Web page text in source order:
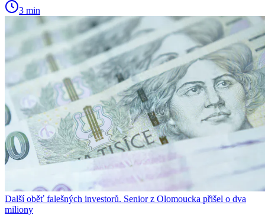
3 min
Další oběť falešných investorů. Senior z Olomoucka přišel o dva
miliony